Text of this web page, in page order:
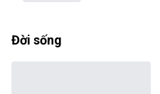
Đời sống